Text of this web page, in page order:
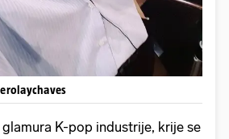
K-pop industrije, krije se